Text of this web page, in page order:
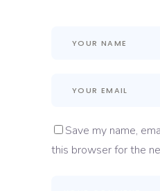
Save my name,
this browser for the